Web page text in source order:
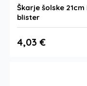
Škarje šolske
blister
4,03 €